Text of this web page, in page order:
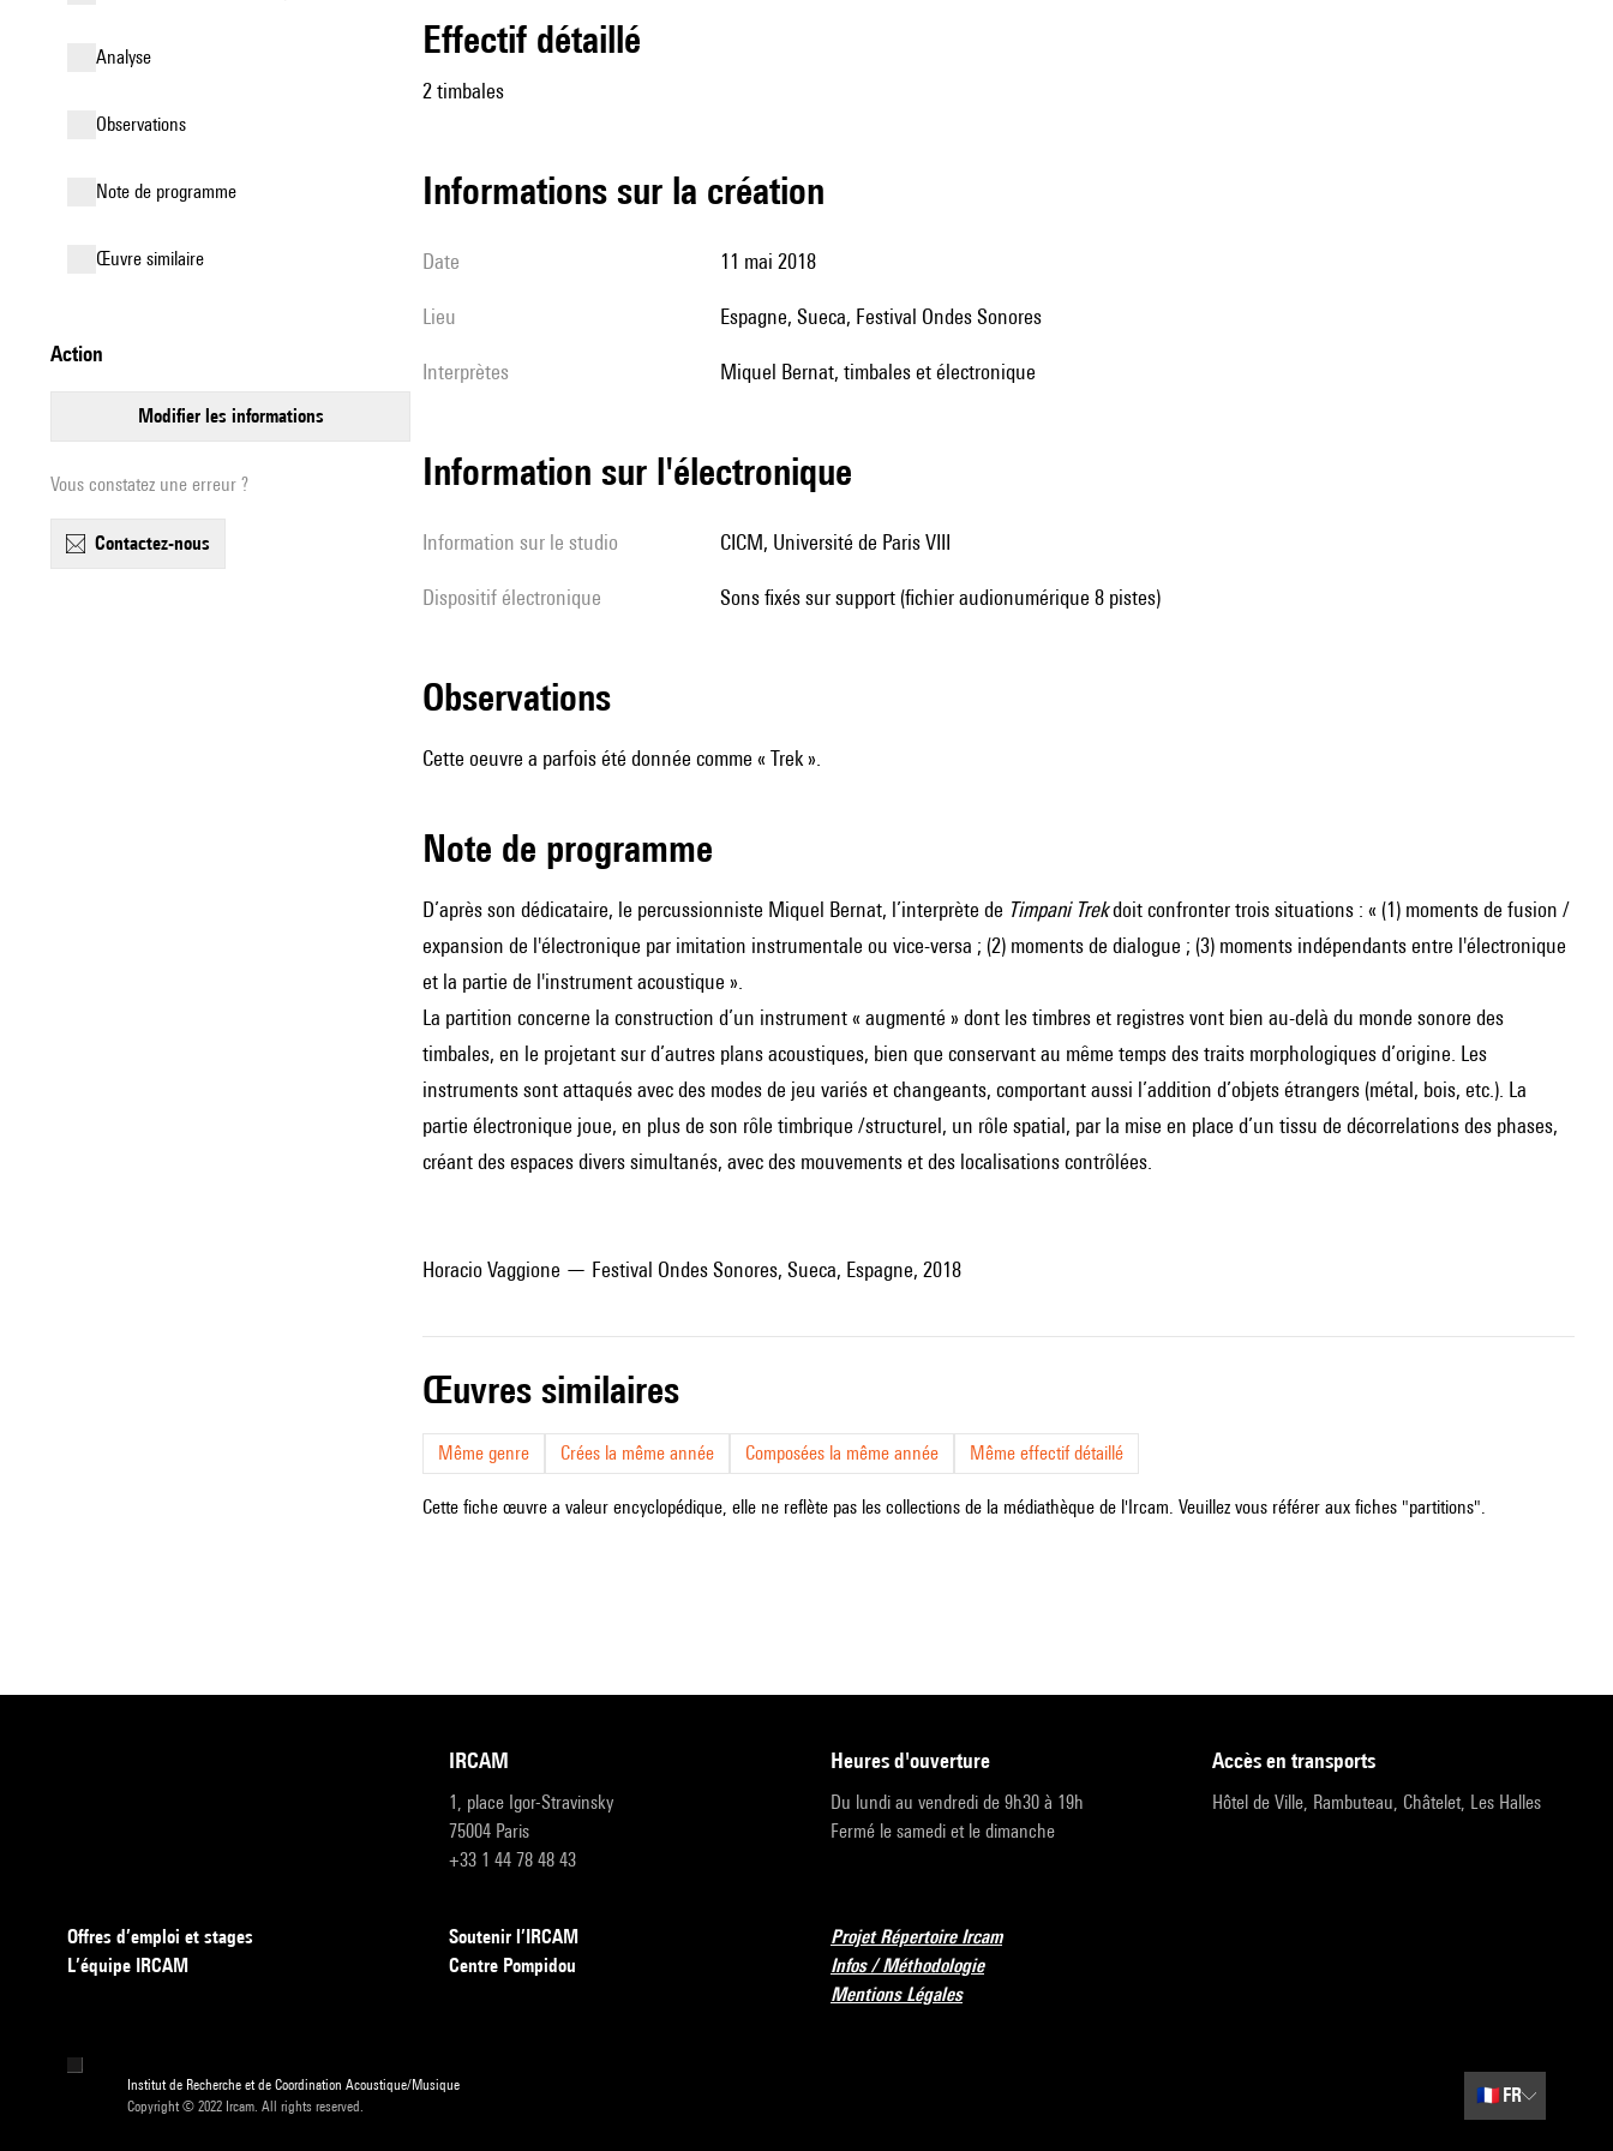
analyse
observations
Note de programme
œuvre similaire
action
modifier les informations
Vous constatez une erreur ?
contactez-nous
effectif détaillé
2 timbales
informations sur la création
date 11 mai 2018
lieu Espagne, Sueca, Festival Ondes Sonores
interprètes Miquel Bernat, timbales et électronique
Information sur l'électronique
Information sur le studio CICM, Université de Paris VIII
Dispositif électronique sons fixés sur support (fichier audionumérique 8 pistes)
observations
Cette oeuvre a parfois été donnée comme « Trek ».
Note de programme
D’après son dédicataire, le percussionniste Miquel Bernat, l’interprète de Timpani Trekdoit confronter trois situations : « (1) moments de fusion /
expansion de l'électronique par imitation instrumentale ou vice-versa ; (2) moments de dialogue ; (3) moments indépendants entre l'électronique
et la partie de l'instrument acoustique ».
La partition concerne la construction d’un instrument « augmenté » dont les timbres et registres vont bien au-delà du monde sonore des
timbales, en le projetant sur d’autres plans acoustiques, bien que conservant au même temps des traits morphologiques d’origine. Les
instruments sont attaqués avec des modes de jeu variés et changeants, comportant aussi l’addition d’objets étrangers (métal, bois, etc.). La
partie électronique joue, en plus de son rôle timbrique /structurel, un rôle spatial, par la mise en place d’un tissu de décorrelations des phases,
créant des espaces divers simultanés, avec des mouvements et des localisations contrôlées.
Horacio Vaggione — Festival Ondes Sonores, Sueca, Espagne, 2018
œuvres similaires
Même genre Crées la même année Composées la même année Même effectif détaillé
Cette fiche œuvre a valeur encyclopédique, elle ne reflète pas les collections de la médiathèque de l'Ircam. Veuillez vous référer aux fiches "partitions".
IRCAM
1, place Igor-Stravinsky
75004 Paris
+33 1 44 78 48 43
heures d'ouverture
Du lundi au vendredi de 9h30 à 19h
Fermé le samedi et le dimanche
accès en transports
Hôtel de Ville, Rambuteau, Châtelet, Les Halles
Offres d’emploi et stages
L’équipe IRCAM
Soutenir l’IRCAM
Centre Pompidou
Projet Répertoire Ircam
Infos / Méthodologie
Mentions Légales
Institut de Recherche et de Coordination Acoustique/Musique
Copyright © 2022 Ircam. All rights reserved.
🇫🇷 FR